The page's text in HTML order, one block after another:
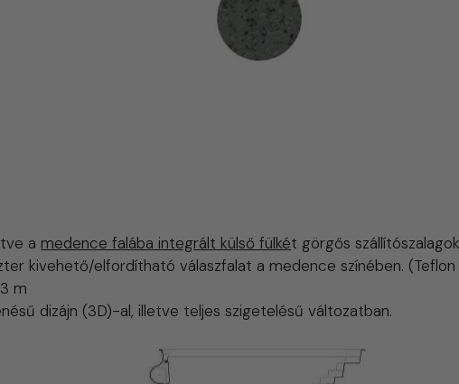
a medence falába integrált külső fülkét görgős
kivehető/elfordítható válaszfalat a medence színében. (Teflon
m
dizájn (3D)-al, illetve teljes szigetelésű változatban.